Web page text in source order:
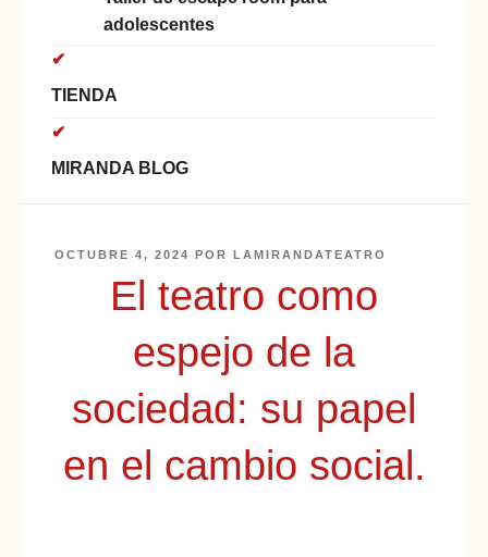
adolescentes
TIENDA
MIRANDA BLOG
OCTUBRE 4, 2024 POR LAMIRANDATEATRO
El teatro como
espejo de la
sociedad: su papel
en el cambio social.